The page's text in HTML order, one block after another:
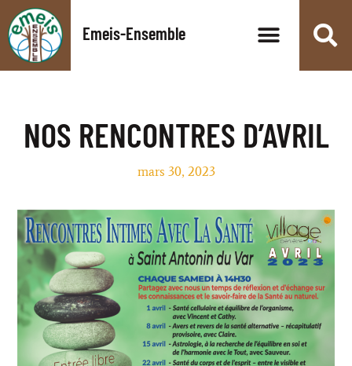
Emeis-Ensemble
NOS RENCONTRES D’AVRIL
mars 30, 2023